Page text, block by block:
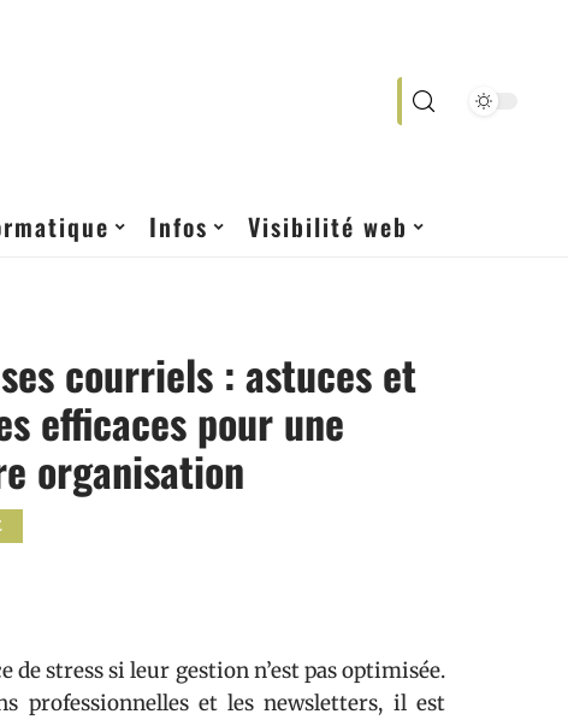
Infos Visibilité web
courriels : astuces et
efficaces pour une
organisation
stress si leur gestion n’est pas optimisée.
professionnelles et les newsletters, il est